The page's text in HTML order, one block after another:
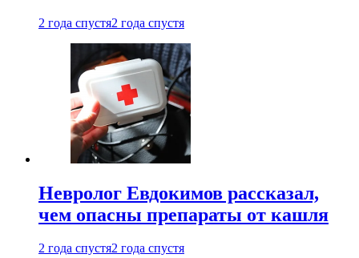
2 года спустя2 года спустя
Невролог Евдокимов рассказал,
чем опасны препараты от кашля
2 года спустя2 года спустя